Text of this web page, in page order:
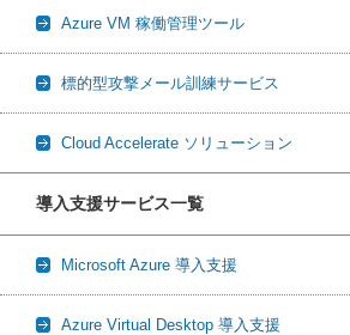
Azure VM 稼働管理ツール
標的型攻撃メール訓練サービス
Cloud Accelerate ソリューション
導入支援サービス一覧
Microsoft Azure 導入支援
Azure Virtual Desktop 導入支援